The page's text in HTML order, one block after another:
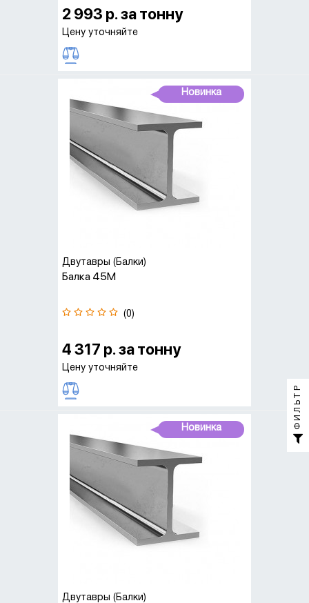
2 993 р. за тонну
Цену уточняйте
Новинка
Двутавры (Балки)
Балка 45М
(0)
4 317 р. за тонну
Цену уточняйте
Новинка
Двутавры (Балки)
ФИЛЬТР